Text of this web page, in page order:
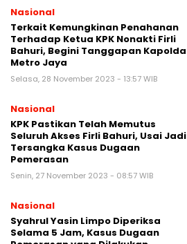
Nasional
Terkait Kemungkinan Penahanan
Terhadap Ketua KPK Nonakti Firli
Bahuri, Begini Tanggapan Kapolda
Metro Jaya
Selasa, 28 November 2023 - 13:57 WIB
Nasional
KPK Pastikan Telah Memutus
Seluruh Akses Firli Bahuri, Usai Jadi
Tersangka Kasus Dugaan
Pemerasan
Senin, 27 November 2023 - 08:57 WIB
Nasional
Syahrul Yasin Limpo Diperiksa
Selama 5 Jam, Kasus Dugaan